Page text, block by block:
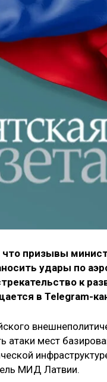
призывы
удары по
к
в Telegram-
атаки мест
МИД Латвии.